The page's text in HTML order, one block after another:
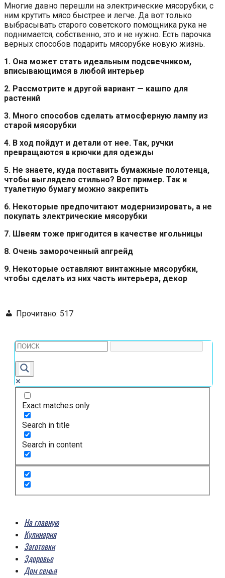
Многие давно перешли на электрические мясорубки, с
ним крутить мясо быстрее и легче. Да вот только
выбрасывать старого советского помощника рука не
поднимается, собственно, это и не нужно. Есть парочка
верных способов подарить мясорубке новую жизнь.
1. Она может стать идеальным подсвечником,
вписывающимся в любой интерьер
2. Рассмотрите и другой вариант — кашпо для
растений
3. Много способов сделать атмосферную лампу из
старой мясорубки
4. В ход пойдут и детали от нее. Так, ручки
превращаются в крючки для одежды
5. Не знаете, куда поставить бумажные полотенца,
чтобы выглядело стильно? Вот пример. Так и
туалетную бумагу можно закрепить
6. Некоторые предпочитают модернизировать, а не
покупать электрические мясорубки
7. Швеям тоже пригодится в качестве игольницы
8. Очень замороченный апгрейд
9. Некоторые оставляют винтажные мясорубки,
чтобы сделать из них часть интерьера, декор
Прочитано: 517
Exact matches only
Search in title
Search in content
На главную
Кулинария
Заготовки
Здоровье
Дом семья